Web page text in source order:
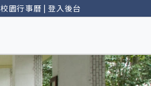
校園行事曆 |登入後台